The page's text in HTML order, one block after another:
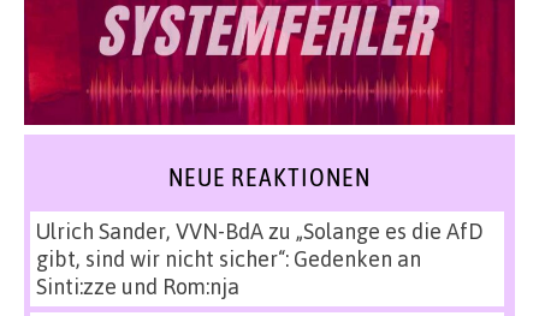
NEUE REAKTIONEN
Ulrich Sander, VVN-BdAzu „Solange es die AfD
gibt, sind wir nicht sicher“: Gedenken an
Sinti:zze und Rom:nja